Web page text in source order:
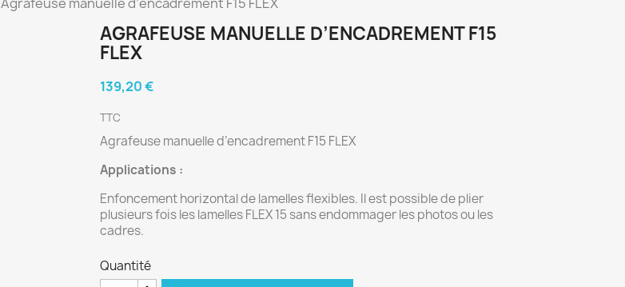
AGRAFEUSE MANUELLE D’ENCADREMENT F15
FLEX
139,20 €
TTC
Agrafeuse manuelle d’encadrement F15 FLEX
Applications :
Enfoncement horizontal de lamelles flexibles. Il est possible de plier
plusieurs fois les lamelles FLEX 15 sans endommager les photos ou les
cadres.
Quantité